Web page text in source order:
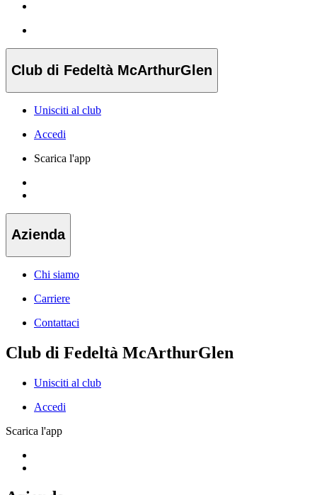
Club di Fedeltà McArthurGlen
Unisciti al club
Accedi
Scarica l'app
Azienda
Chi siamo
Carriere
Contattaci
Club di Fedeltà McArthurGlen
Unisciti al club
Accedi
Scarica l'app